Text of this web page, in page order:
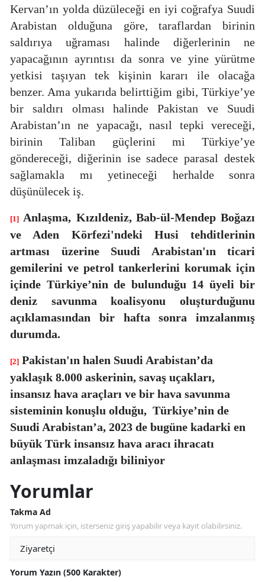
Kervan’ın yolda düzüleceği en iyi coğrafya Suudi
Arabistan olduğuna göre, taraflardan birinin
saldırıya uğraması halinde diğerlerinin ne
yapacağının ayrıntısı da sonra ve yine yürütme
yetkisi taşıyan tek kişinin kararı ile olacağa
benzer. Ama yukarıda belirttiğim gibi, Türkiye’ye
bir saldırı olması halinde Pakistan ve Suudi
Arabistan’ın ne yapacağı, nasıl tepki vereceği,
birinin Taliban güçlerini mi Türkiye’ye
göndereceği, diğerinin ise sadece parasal destek
sağlamakla mı yetineceği herhalde sonra
düşünülecek iş.
[1] Anlaşma, Kızıldeniz, Bab-ül-Mendep Boğazı
ve Aden Körfezi'ndeki Husi tehditlerinin
artması üzerine Suudi Arabistan'ın ticari
gemilerini ve petrol tankerlerini korumak için
içinde Türkiye’nin de bulunduğu 14 üyeli bir
deniz savunma koalisyonu oluşturduğunu
açıklamasından bir hafta sonra imzalanmış
durumda.
[2] Pakistan'ın halen Suudi Arabistan’da
yaklaşık 8.000 askerinin, savaş uçakları,
insansız hava araçları ve bir hava savunma
sisteminin konuşlu olduğu, Türkiye’nin de
Suudi Arabistan’a, 2023 de bugüne kadarki en
büyük Türk insansız hava aracı ihracatı
anlaşması imzaladığı biliniyor
Yorumlar
Takma Ad
Yorum yapmak için, isterseniz giriş yapabilir veya kayıt olabilirsiniz.
Yorum Yazın (500 Karakter)